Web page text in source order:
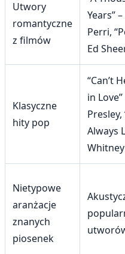
Utwory
romantyczne
z filmów
Years”
Perri,
Ed
Klasyczne
hity pop
“Can’t
in Love”
Presley,
Always
Nietypowe
aranżacje
znanych
piosenek